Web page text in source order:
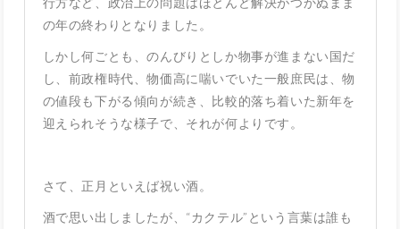
の年の終わりとなりました。
しかし何ごとも、のんびりとしか物事が進まない国だ
し、前政権時代、物価高に喘いでいた一般庶民は、物
の値段も下がる傾向が続き、比較的落ち着いた新年を
迎えられそうな様子で、それが何よりです。
さて、正月といえば祝い酒。
酒で思い出しましたが、“カクテル”という言葉は誰も